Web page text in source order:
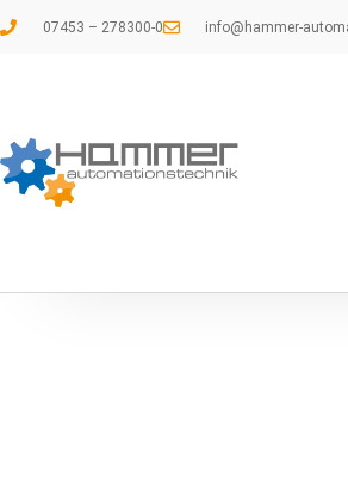
07453 – 278300-0 info@hammer-